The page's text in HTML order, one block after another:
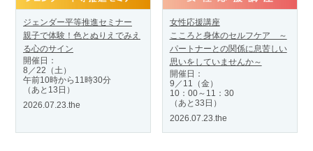
ジェンダー平等推進セミナー
親子で体験！色とぬりえでみえ
る心のサイン
開催日：
8／22（土）
午前10時から11時30分
（あと13日）
2026.07.23.the
女性応援講座
こころと身体のセルフケア ～
パートナーとの関係に息苦しい
思いをしていませんか～
開催日：
9／11（金）
10：00～11：30
（あと33日）
2026.07.23.the